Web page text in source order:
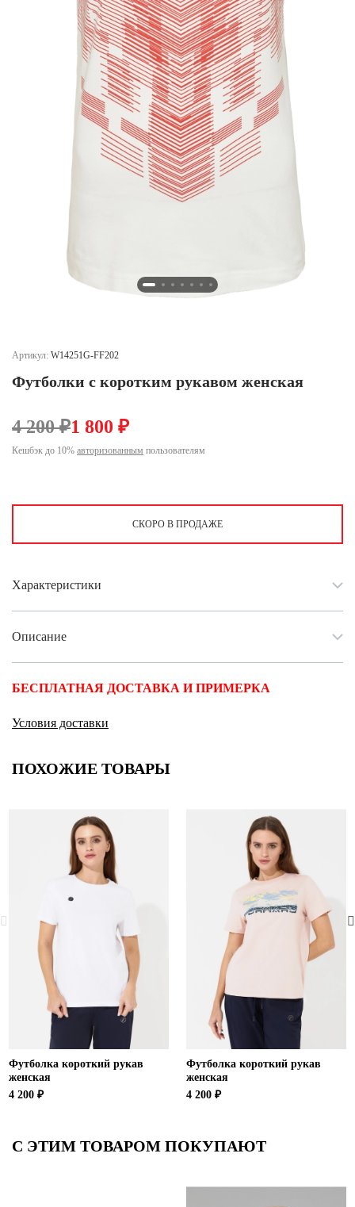
Новосибирская область (3)
Омская область (5)
Республика Башкортостан (3)
Республика Крым (1)
Республика Татарстан (2)
Ростовская область (2)
Самарская область (1)
Санкт-Петербург и ЛО (3)
Свердловская область (5)
Ставропольский край (5)
Томская область (1)
Ханты-Мансийский автономный округ (3)
Челябинская область (2)
Ямало-Ненецкий автономный округ (1)
Ярославская область (1)
Артикул: W14251G-FF202
Футболки с коротким рукавом женская
4 200 ₽1 800 ₽
Кешбэк до 10% авторизованным пользователям
СКОРО В ПРОДАЖЕ
Характеристики
Описание
БЕСПЛАТНАЯ ДОСТАВКА И ПРИМЕРКА
Условия доставки
ПОХОЖИЕ ТОВАРЫ
Футболка короткий рукав
женская
4 200 ₽
Футболка короткий рукав
женская
4 200 ₽
С ЭТИМ ТОВАРОМ ПОКУПАЮТ